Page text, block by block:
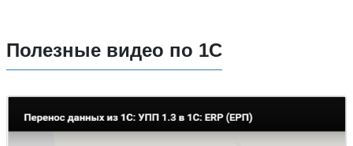
Полезные видео по 1С